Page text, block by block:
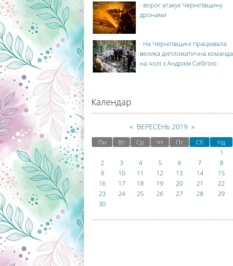
- ворог атакує Чернігівщину
дронами
- На Чернігівщині працювала
велика дипломатична команда
на чолі з Андрієм Сибігою
Календар
« ВЕРЕСЕНЬ 2019 »
Пн Вт Ср Чт Пт Сб
Нд
1
2
3 4 5 6 7
8
9
10 11 12 13 14
15
16
17 18 19 20 21
22
23
24 25 26 27 28
29
30